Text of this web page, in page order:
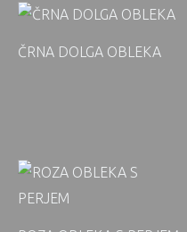
ČRNA DOLGA OBLEKA